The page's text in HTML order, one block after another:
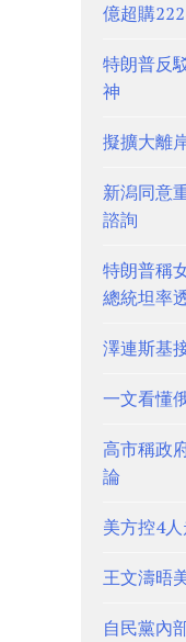
億超購
特朗普反
神
擬擴大離
新潟同意
諮詢
特朗普稱
總統坦率
澤連斯基
一文看懂
高市稱政
論
美方控4
王文濤晤
自民黨內